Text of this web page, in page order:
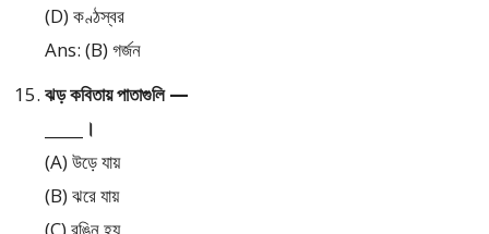
(D) কণ্ঠস্বর
Ans: (B) গর্জন
ঝড় কবিতায় পাতাগুলি —
_____।
(A) উড়ে যায়
(B) ঝরে যায়